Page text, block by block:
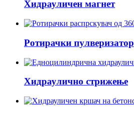
Хидрауличен магнет
Ротирачки пулверизатор
Хидраулично стрижење